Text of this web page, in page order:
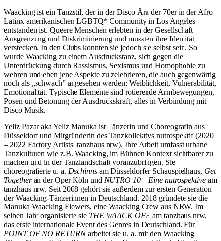
Waacking ist ein Tanzstil, der in der Disco Ära der 70er in der Afro
Latinx amerikanischen LGBTQ* Community in Los Angeles
entstanden ist. Queere Menschen erlebten in der Gesellschaft
Ausgrenzung und Diskriminierung und mussten ihre Identität
verstecken. In den Clubs konnten sie jedoch sie selbst sein. So
wurde Waacking zu einem Ausdruckstanz, sich gegen die
Unterdrückung durch Rassismus, Sexismus und Homophobie zu
wehren und eben jene Aspekte zu zelebrieren, die auch gegenwärtig
noch als „schwach” angesehen werden: Weiblichkeit, Vulnerabilität,
Emotionalität. Typische Elemente sind rotierende Armbewegungen,
Posen und Betonung der Ausdruckskraft, alles in Verbindung mit
Disco Musik.
Yeliz Pazar aka Yeliz Manuka ist Tänzerin und Choreografin aus
Düsseldorf und Mitgründerin des Tanzkollektivs nutrospektif (2020
– 2022 Factory Artists, tanzhaus nrw). Ihre Arbeit umfasst urbane
Tanzkulturen wie z.B. Waacking, im Bühnen Kontext sichtbarer zu
machen und in der Tanzlandschaft voranzubringen. Sie
choreografierte u. a. Dschinns am Düsseldorfer Schauspielhaus, Get
Togetheran der Oper Köln und NUTRO 10 – Eine nutrospektive am
tanzhaus nrw. Seit 2008 gehört sie außerdem zur ersten Generation
der Waacking-Tänzerinnen in Deutschland. 2018 gründete sie die
Manuka Waacking Flowers, eine Waacking Crew aus NRW. Im
selben Jahr organisierte sie THE WAACK OFF am tanzhaus nrw,
das erste internationale Event des Genres in Deutschland. Für
POINT OF NO RETURNarbeitet sie u. a. mit den Waacking